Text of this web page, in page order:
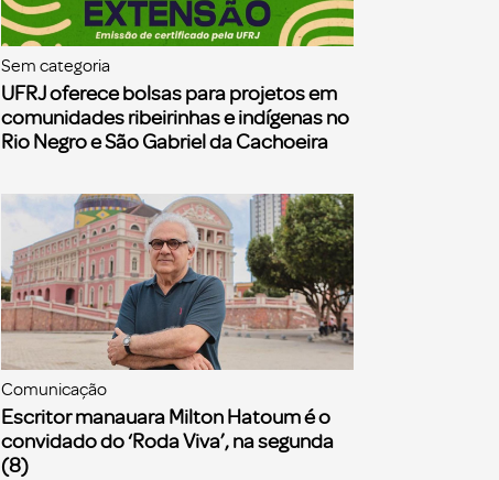
Sem categoria
UFRJ oferece bolsas para projetos em
comunidades ribeirinhas e indígenas no
Rio Negro e São Gabriel da Cachoeira
Comunicação
Escritor manauara Milton Hatoum é o
convidado do ‘Roda Viva’, na segunda
(8)